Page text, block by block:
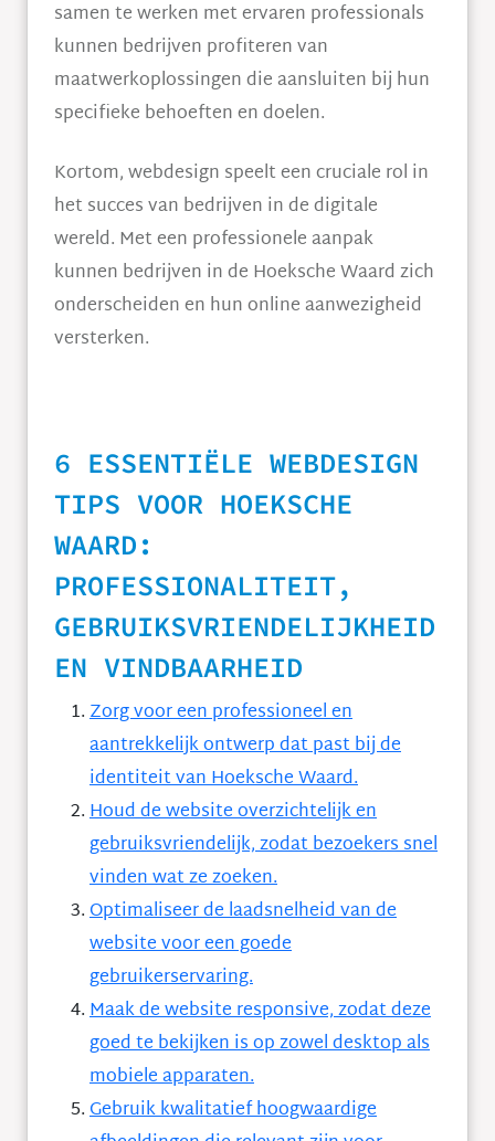
samen te werken met ervaren professionals
kunnen bedrijven profiteren van
maatwerkoplossingen die aansluiten bij hun
specifieke behoeften en doelen.
Kortom, webdesign speelt een cruciale rol in
het succes van bedrijven in de digitale
wereld. Met een professionele aanpak
kunnen bedrijven in de Hoeksche Waard zich
onderscheiden en hun online aanwezigheid
versterken.
6 ESSENTIËLE WEBDESIGN
TIPS VOOR HOEKSCHE
WAARD:
PROFESSIONALITEIT,
GEBRUIKSVRIENDELIJKHEID
EN VINDBAARHEID
Zorg voor een professioneel en
aantrekkelijk ontwerp dat past bij de
identiteit van Hoeksche Waard.
Houd de website overzichtelijk en
gebruiksvriendelijk, zodat bezoekers snel
vinden wat ze zoeken.
Optimaliseer de laadsnelheid van de
website voor een goede
gebruikerservaring.
Maak de website responsive, zodat deze
goed te bekijken is op zowel desktop als
mobiele apparaten.
Gebruik kwalitatief hoogwaardige